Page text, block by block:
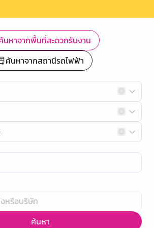
นหาจากพื้นที่สะดวกรับงาน
ค้นหาจากสถานีรถไฟฟ้า
ค้นหา